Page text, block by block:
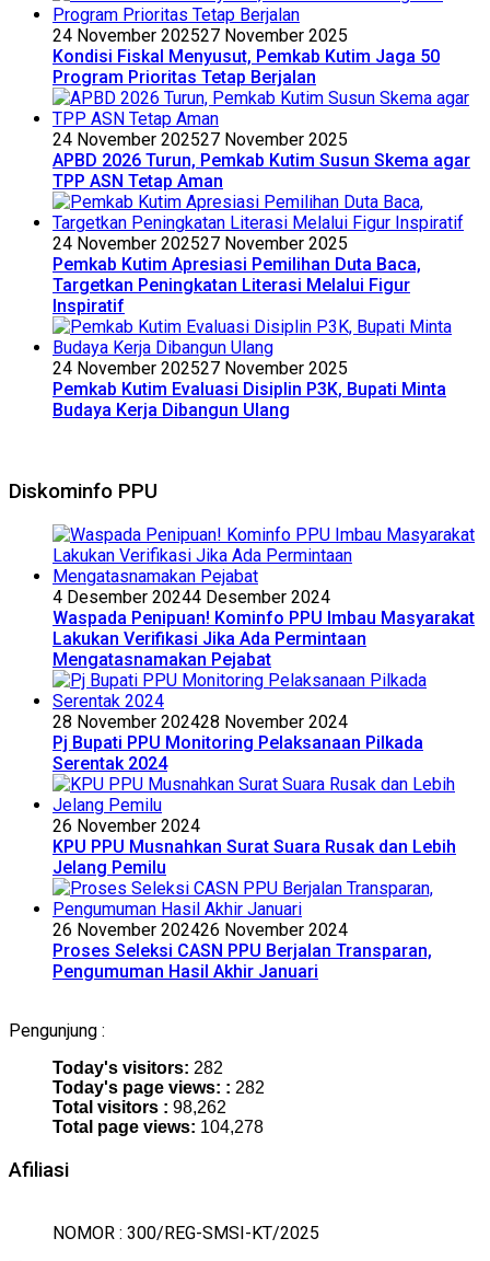
24 November 202527 November 2025
Kondisi Fiskal Menyusut, Pemkab Kutim Jaga 50
Program Prioritas Tetap Berjalan
24 November 202527 November 2025
APBD 2026 Turun, Pemkab Kutim Susun Skema agar
TPP ASN Tetap Aman
24 November 202527 November 2025
Pemkab Kutim Apresiasi Pemilihan Duta Baca,
Targetkan Peningkatan Literasi Melalui Figur
Inspiratif
24 November 202527 November 2025
Pemkab Kutim Evaluasi Disiplin P3K, Bupati Minta
Budaya Kerja Dibangun Ulang
Diskominfo PPU
4 Desember 20244 Desember 2024
Waspada Penipuan! Kominfo PPU Imbau Masyarakat
Lakukan Verifikasi Jika Ada Permintaan
Mengatasnamakan Pejabat
28 November 202428 November 2024
Pj Bupati PPU Monitoring Pelaksanaan Pilkada
Serentak 2024
26 November 2024
KPU PPU Musnahkan Surat Suara Rusak dan Lebih
Jelang Pemilu
26 November 202426 November 2024
Proses Seleksi CASN PPU Berjalan Transparan,
Pengumuman Hasil Akhir Januari
Pengunjung :
Today's visitors: 282
Today's page views: : 282
Total visitors : 98,262
Total page views: 104,278
Afiliasi
NOMOR : 300/REG-SMSI-KT/2025